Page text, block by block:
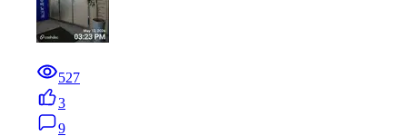
527
3
9